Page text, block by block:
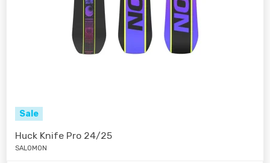
Sale
Huck Knife Pro 24/25
SALOMON